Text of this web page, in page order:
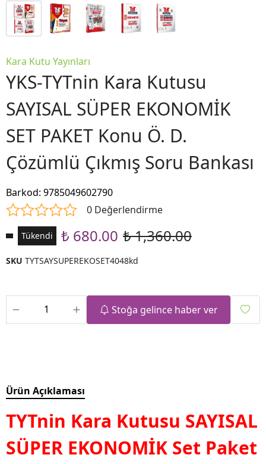
Kara Kutu Yayınları
YKS-TYTnin Kara Kutusu
SAYISAL SÜPER EKONOMİK
SET PAKET Konu Ö. D.
Çözümlü Çıkmış Soru Bankası
Barkod: 9785049602790
0 Değerlendirme
Tükendi ₺ 680.00 ₺ 1,360.00
SKU TYTSAYSUPEREKOSET4048kd
Stoğa gelince haber ver
Ürün Açıklaması
TYTnin Kara Kutusu SAYISAL
SÜPER EKONOMİK Set Paket